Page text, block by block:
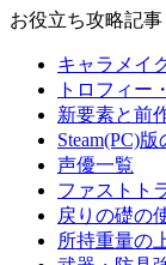
お役立ち攻略記事
キャラメイ
トロフィー
新要素と前
Steam(PC)
声優一覧
ファストト
戻りの礎の
所持重量の